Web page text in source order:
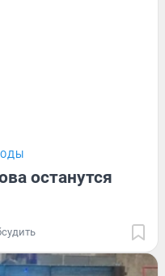
останутся